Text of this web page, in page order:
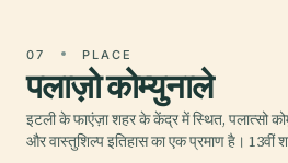
07 PLACE
पलाज़ो कोम्युनाले
इटली के फाएंज़ा शहर के केंद्र में स्थित, पलात्सो
और वास्तुशिल्प इतिहास का एक प्रमाण है। 13वीं